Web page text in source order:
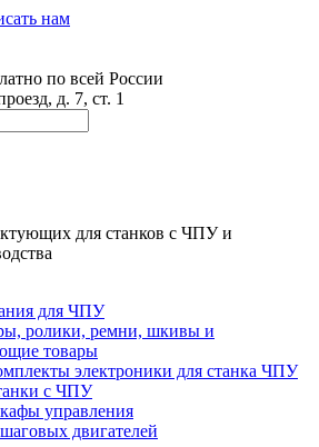
нам
по всей России
д. 7, ст. 1
для станков с ЧПУ и
для ЧПУ
ролики, ремни, шкивы и
товары
электроники для станка ЧПУ
с ЧПУ
управления
двигателей